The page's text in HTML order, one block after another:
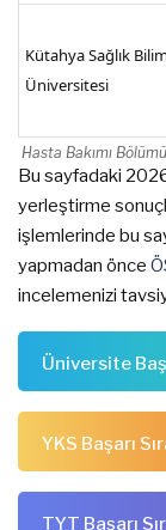
Kütahya Sağlık
Üniversitesi
Hasta Bakımı
Bu sayfadaki
yerleştirme
işlemlerinde bu
yapmadan önce
incelemenizi
Üniversite
YKS Başarı
TYT Başarı